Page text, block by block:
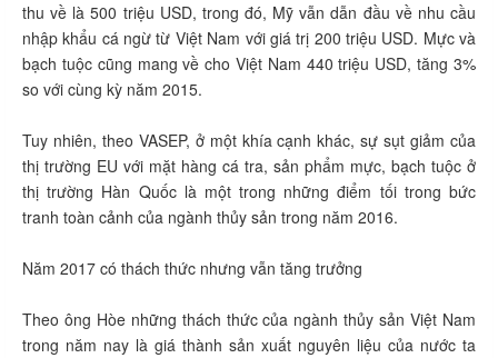
thu về là 500 triệu USD, trong đó, Mỹ vẫn dẫn đầu về nhu cầu
nhập khẩu cá ngừ từ Việt Nam với giá trị 200 triệu USD. Mực và
bạch tuộc cũng mang về cho Việt Nam 440 triệu USD, tăng 3%
so với cùng kỳ năm 2015.
Tuy nhiên, theo VASEP, ở một khía cạnh khác, sự sụt giảm của
thị trường EU với mặt hàng cá tra, sản phẩm mực, bạch tuộc ở
thị trường Hàn Quốc là một trong những điểm tối trong bức
tranh toàn cảnh của ngành thủy sản trong năm 2016.
Năm 2017 có thách thức nhưng vẫn tăng trưởng
Theo ông Hòe những thách thức của ngành thủy sản Việt Nam
trong năm nay là giá thành sản xuất nguyên liệu của nước ta